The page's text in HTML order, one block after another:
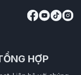
HỢP